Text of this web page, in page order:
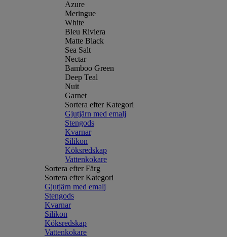
Azure
Meringue
White
Bleu Riviera
Matte Black
Sea Salt
Nectar
Bamboo Green
Deep Teal
Nuit
Garnet
Sortera efter Kategori
Gjutjärn med emalj
Stengods
Kvarnar
Silikon
Köksredskap
Vattenkokare
Sortera efter Färg
Sortera efter Kategori
Gjutjärn med emalj
Stengods
Kvarnar
Silikon
Köksredskap
Vattenkokare